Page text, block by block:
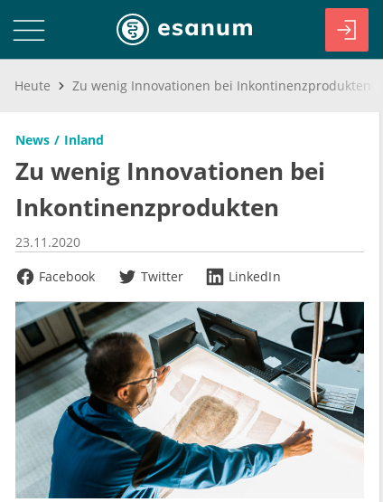
Heute Zu wenig Innovationen bei Inkontinenzprodukten
News Inland
Zu wenig Innovationen bei
Inkontinenzprodukten
23.11.2020
Facebook
Twitter LinkedIn